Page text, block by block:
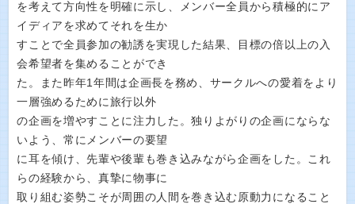
を考えて方向性を明確に示し、メンバー全員から積極的にア
イディアを求めてそれを生か
すことで全員参加の勧誘を実現した結果、目標の倍以上の入
会希望者を集めることができ
た。また昨年1年間は企画長を務め、サークルへの愛着をより
一層強めるために旅行以外
の企画を増やすことに注力した。独りよがりの企画にならな
いよう、常にメンバーの要望
に耳を傾け、先輩や後輩も巻き込みながら企画をした。これ
らの経験から、真摯に物事に
取り組む姿勢こそが周囲の人間を巻き込む原動力になること